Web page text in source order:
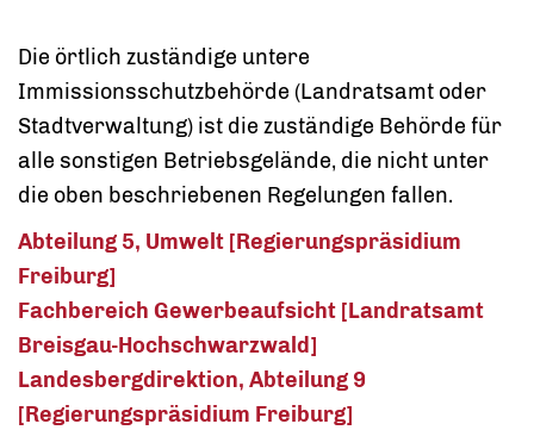
Die örtlich zuständige untere
Immissionsschutzbehörde (Landratsamt oder
Stadtverwaltung) ist die zuständige Behörde für
alle sonstigen Betriebsgelände, die nicht unter
die oben beschriebenen Regelungen fallen.
Abteilung 5, Umwelt [Regierungspräsidium
Freiburg]
Fachbereich Gewerbeaufsicht [Landratsamt
Breisgau-Hochschwarzwald]
Landesbergdirektion, Abteilung 9
[Regierungspräsidium Freiburg]